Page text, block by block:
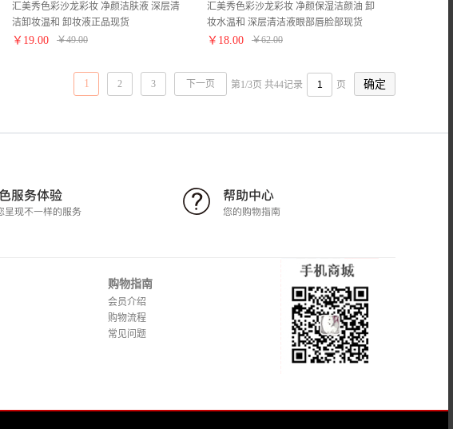
汇美秀色彩沙龙彩妆 净颜洁肤液 深层清
洁卸妆温和 卸妆液正品现货
￥ 19.00 ￥49.00
汇美秀色彩沙龙彩妆 净颜保湿洁颜油 卸
妆水温和 深层清洁液眼部唇脸部现货
￥ 18.00 ￥62.00
1 2 3 下一页 第1/3页 共44记录 页
购物指南
会员介绍
购物流程
常见问题